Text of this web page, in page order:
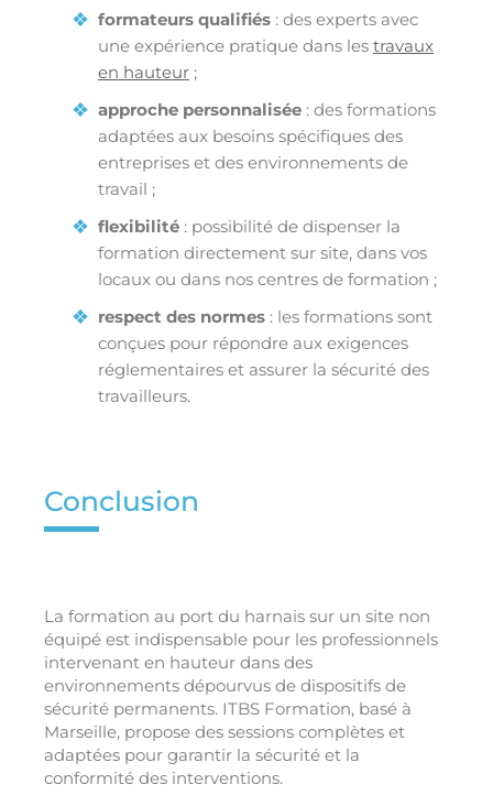
formateurs qualifiés : des experts avec
une expérience pratique dans les travaux
en hauteur ;
approche personnalisée : des formations
adaptées aux besoins spécifiques des
entreprises et des environnements de
travail ;
flexibilité : possibilité de dispenser la
formation directement sur site, dans vos
locaux ou dans nos centres de formation ;
respect des normes : les formations sont
conçues pour répondre aux exigences
réglementaires et assurer la sécurité des
travailleurs.
Conclusion
La formation au port du harnais sur un site non
équipé est indispensable pour les professionnels
intervenant en hauteur dans des
environnements dépourvus de dispositifs de
sécurité permanents. ITBS Formation, basé à
Marseille, propose des sessions complètes et
adaptées pour garantir la sécurité et la
conformité des interventions.